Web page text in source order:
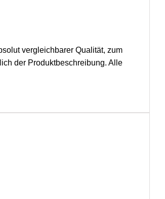
vergleichbarer Qualität, zum
der Produktbeschreibung. Alle